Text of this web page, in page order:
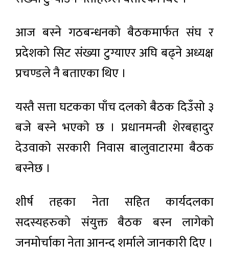
आज बस्ने गठबन्धनको बैठकमार्फत संघ र
प्रदेशको सिट संख्या टुग्याएर अघि बढ्ने अध्यक्ष
प्रचण्डले नै बताएका थिए ।
यस्तै सत्ता घटकका पाँच दलको बैठक दिउँसो ३
बजे बस्ने भएको छ । प्रधानमन्त्री शेरबहादुर
देउवाको सरकारी निवास बालुवाटारमा बैठक
बस्नेछ ।
शीर्ष तहका नेता सहित कार्यदलका
सदस्यहरुको संयुक्त बैठक बस्न लागेको
जनमोर्चाका नेता आनन्द शर्माले जानकारी दिए ।